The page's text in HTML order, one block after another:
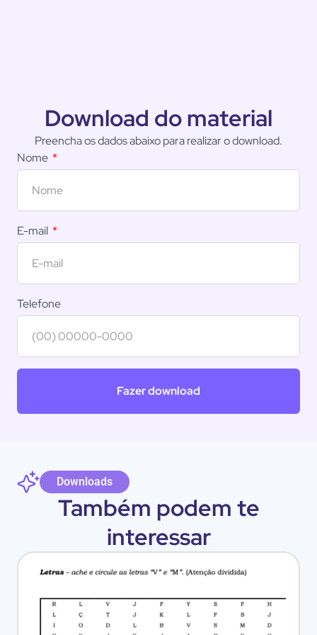
Download do material
Preencha os dados abaixo para realizar o download.
Nome
E-mail
Telefone
Fazer download
Downloads
Também podem te
interessar